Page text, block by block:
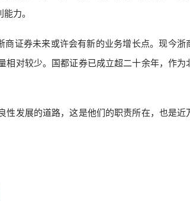
力。
商证券未来或许会有新的业务增长点。现今浙
相对较少。国都证券已成立超二十余年，作为
性发展的道路，这是他们的职责所在，也是近